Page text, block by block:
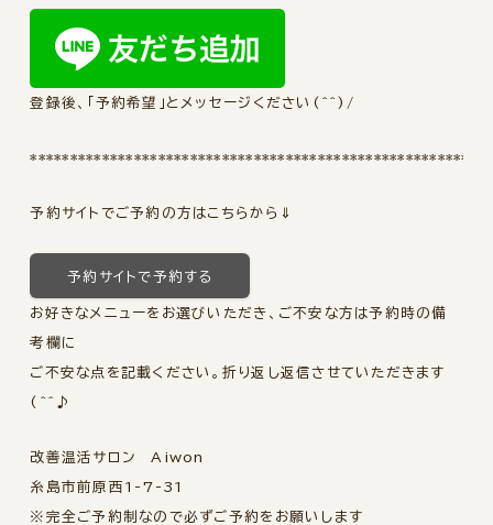
登録後、「予約希望」とメッセージください(^^)/
**********************************************************
予約サイトでご予約の方はこちらから⇓
予約サイトで予約する
お好きなメニューをお選びいただき、ご不安な方は予約時の備
考欄に
ご不安な点を記載ください。折り返し返信させていただきます
(^^♪
改善温活サロン Aiwon
糸島市前原西1-7-31
※完全ご予約制なので必ずご予約をお願いします